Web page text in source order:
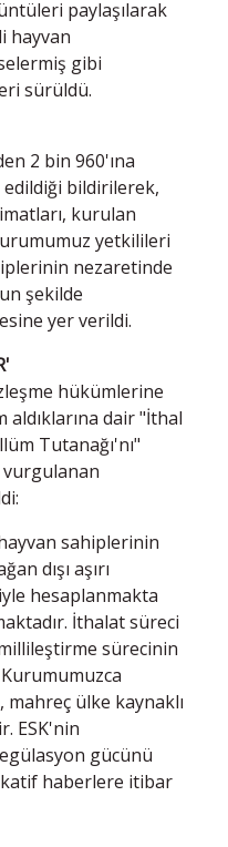
paylaşılarak
hayvan
gibi
sürüldü.
2 bin 960'ına
edildiği bildirilerek,
kurulan
yetkilileri
nezaretinde
şekilde
yer verildi.
hükümlerine
aldıklarına dair "İthal
Tutanağı'nı"
vurgulanan
sahiplerinin
dışı aşırı
hesaplanmakta
İthalat süreci
sürecinin
ülke kaynaklı
ESK'nin
gücünü
haberlere itibar